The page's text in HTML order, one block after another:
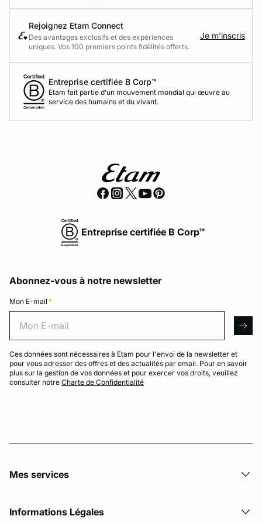
Rejoignez Etam Connect
Des avantages exclusifs et des expériences
uniques. Vos 100 premiers points fidélités offerts.
Je m’inscris
Entreprise certifiée B Corp™
Etam fait partie d’un mouvement mondial qui œuvre au
service des humains et du vivant.
Entreprise certifiée B Corp™
Abonnez-vous à notre newsletter
Mon E-mail *
Ces données sont nécessaires à Etam pour l'envoi de la newsletter et
pour vous adresser des offres et des actualités par email. Pour en savoir
plus sur la gestion de vos données et pour exercer vos droits, veuillez
consulter notre Charte de Confidentialité
Mes services
Informations Légales